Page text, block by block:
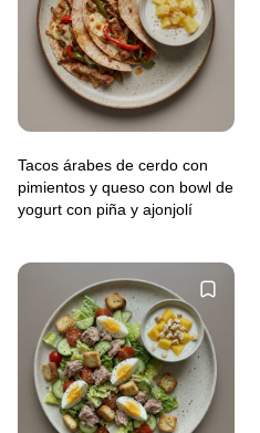
Tacos árabes de cerdo con
pimientos y queso con bowl de
yogurt con piña y ajonjolí